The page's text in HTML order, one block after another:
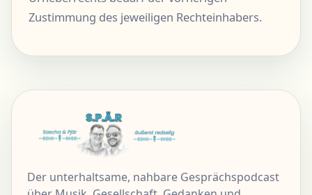
Zustimmung des jeweiligen Rechteinhabers.
Der unterhaltsame, nahbare Gesprächspodcast